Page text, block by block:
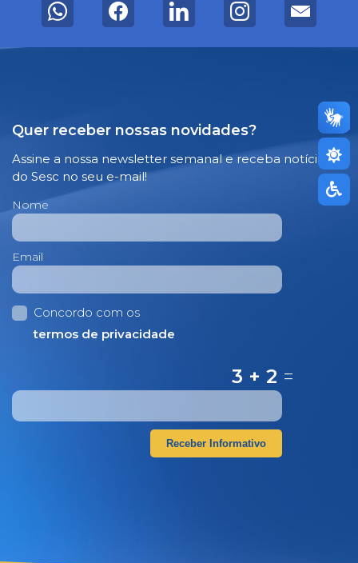
Quer receber nossas novidades?
Assine a nossa newsletter semanal e receba notícias
do Sesc no seu e-mail!
Nome
Email
Concordo com os
termos de privacidade
3 + 2 =
Receber Informativo